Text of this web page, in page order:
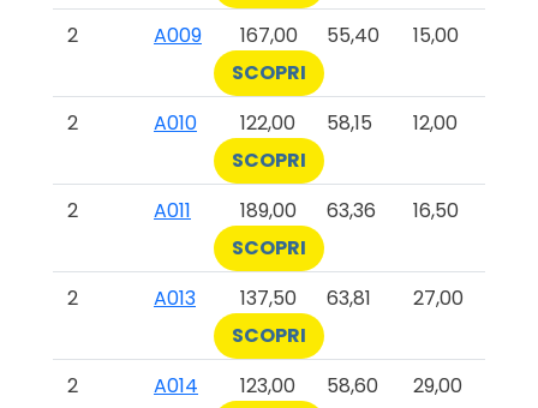
2
A009 167,00 55,40
15,00
SCOPRI
2
A010 122,00 58,15
12,00
SCOPRI
2
A011 189,00 63,36
16,50
SCOPRI
2
A013 137,50 63,81
27,00
SCOPRI
2
A014 123,00 58,60
29,00